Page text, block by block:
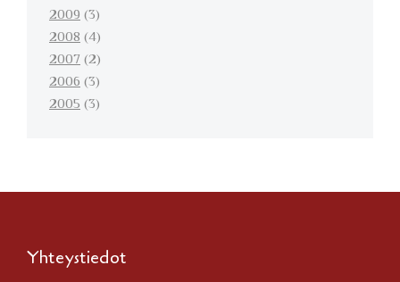
2009(3)
2008(4)
2007(2)
2006(3)
2005(3)
Yhteystiedot